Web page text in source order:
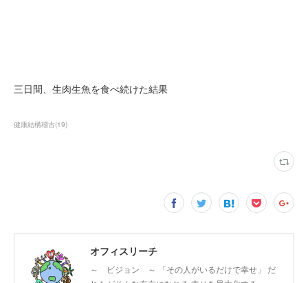
三日間、生肉生魚を食べ続けた結果
健康結構稽古(19)
オフィスリーチ
～ ビジョン ～ 「その人がいるだけで幸せ」 だ